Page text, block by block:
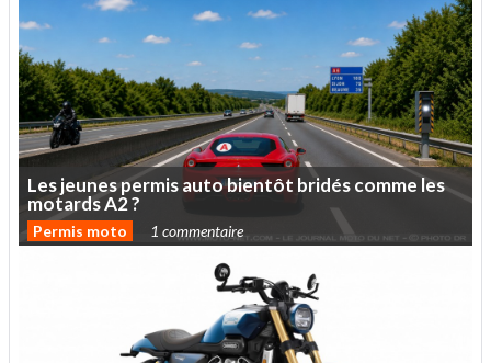
Lesjeunespermisautobientôt bridéscommeles
motardsA2?
Permis moto 1 commentaire